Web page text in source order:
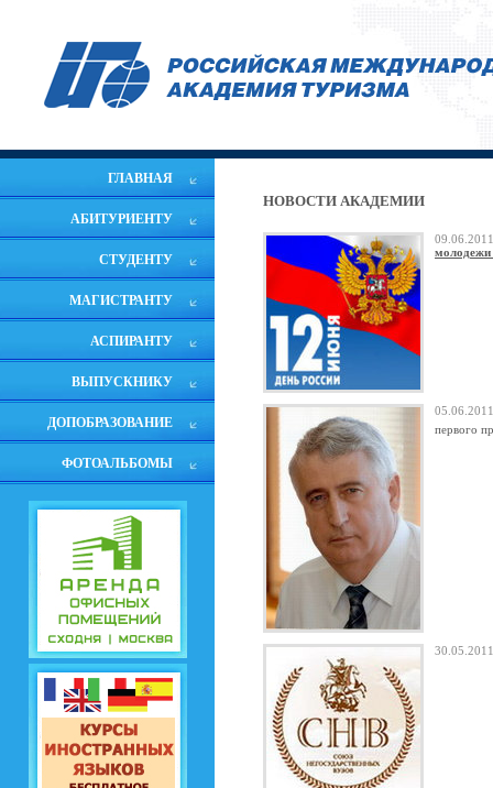
ГЛАВНАЯ
АБИТУРИЕНТУ
СТУДЕНТУ
МАГИСТРАНТУ
АСПИРАНТУ
ВЫПУСКНИКУ
ДОПОБРАЗОВАНИЕ
ФОТОАЛЬБОМЫ
НОВОСТИ АКАДЕМИИ
молодежи
первого